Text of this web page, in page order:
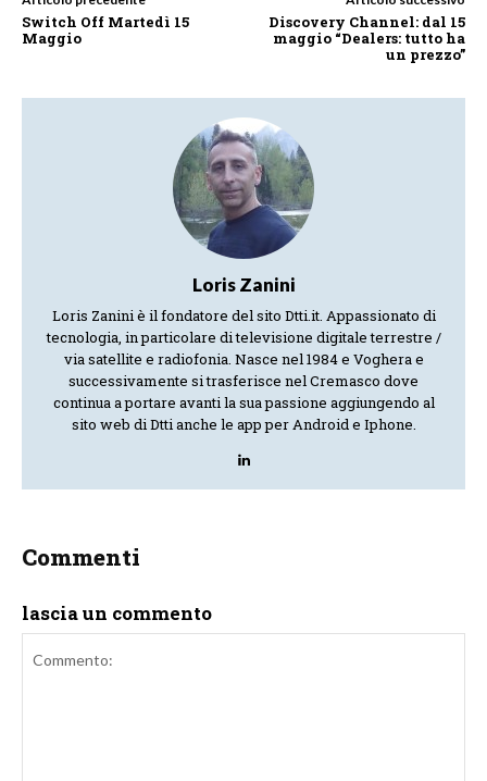
Switch Off Martedì 15
Maggio
Discovery Channel: dal 15
maggio “Dealers: tutto ha
un prezzo”
Loris Zanini
Loris Zanini è il fondatore del sito Dtti.it. Appassionato di
tecnologia, in particolare di televisione digitale terrestre /
via satellite e radiofonia. Nasce nel 1984 e Voghera e
successivamente si trasferisce nel Cremasco dove
continua a portare avanti la sua passione aggiungendo al
sito web di Dtti anche le app per Android e Iphone.
Commenti
lascia un commento